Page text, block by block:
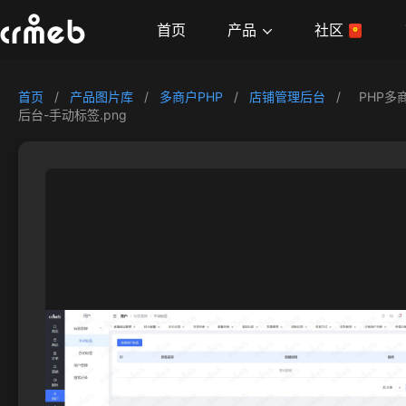
首页 产品 社区
首页 / 产品图片库 / 多商户PHP / 店铺管理后台 /
PHP多
后台-手动标签.png